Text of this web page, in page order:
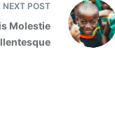
NEXT POST
Molestie